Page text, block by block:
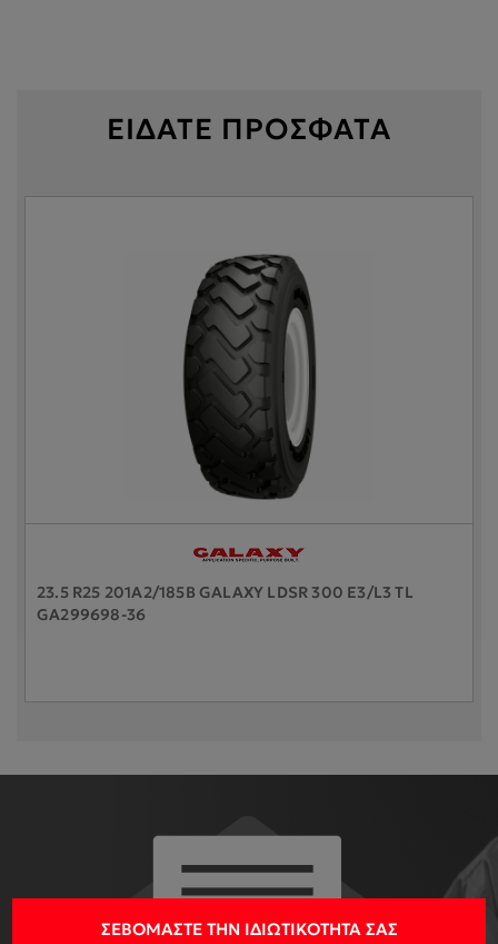
ΕΙΔΑΤΕ ΠΡΟΣΦΑΤΑ
23.5 R25 201A2/185B GALAXY LDSR 300 E3/L3 TL
GA299698-36
ΣΕΒΌΜΑΣΤΕ ΤΗΝ ΙΔΙΩΤΙΚΌΤΗΤΆ ΣΑΣ